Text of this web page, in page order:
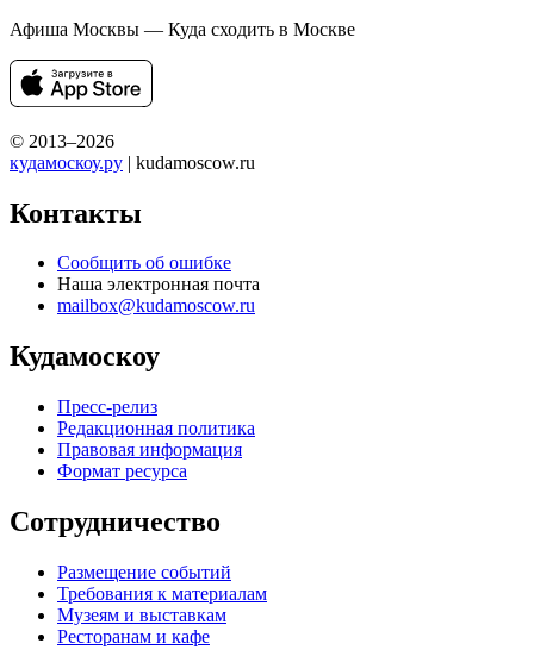
Афиша Москвы — Куда сходить в Москве
© 2013–2026
кудамоскоу.ру | kudamoscow.ru
Контакты
Сообщить об ошибке
Наша электронная почта
mailbox@kudamoscow.ru
Кудамоскоу
Пресс-релиз
Редакционная политика
Правовая информация
Формат ресурса
Сотрудничество
Размещение событий
Требования к материалам
Музеям и выставкам
Ресторанам и кафе